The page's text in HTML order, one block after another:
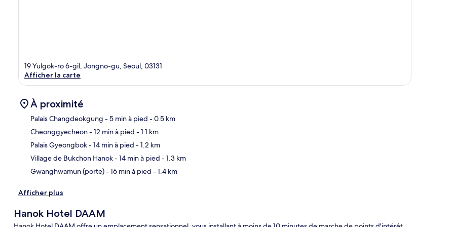
19 Yulgok-ro 6-gil, Jongno-gu, Seoul, 03131
Afficher la carte
À proximité
Palais Changdeokgung - 5 min à pied - 0.5 km
Cheonggyecheon- 12 min à pied - 1.1 km
Palais Gyeongbok- 14 min à pied - 1.2 km
Village de Bukchon Hanok- 14 min à pied - 1.3 km
Gwanghwamun (porte)- 16 min à pied - 1.4 km
Afficher plus
Hanok Hotel DAAM